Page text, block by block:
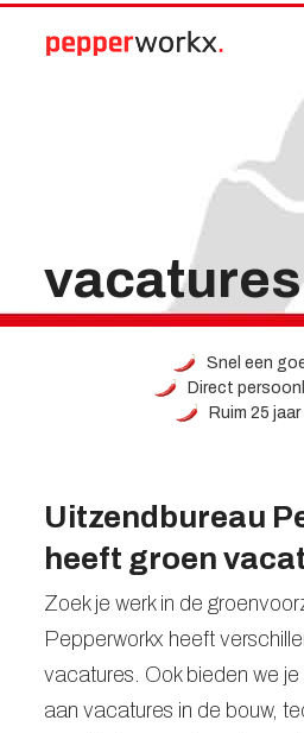
Snel een
Direct
Ruim 25
Uitzendbureau
heeft groen
Zoek je werk in de
Pepperworkx heeft
vacatures. Ook bieden we
aan vacatures in de bouw,